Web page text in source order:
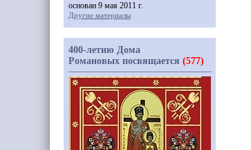
основан 9 мая 2011 г.
Другие материалы
400-летию Дома
Романовых посвящается (577)